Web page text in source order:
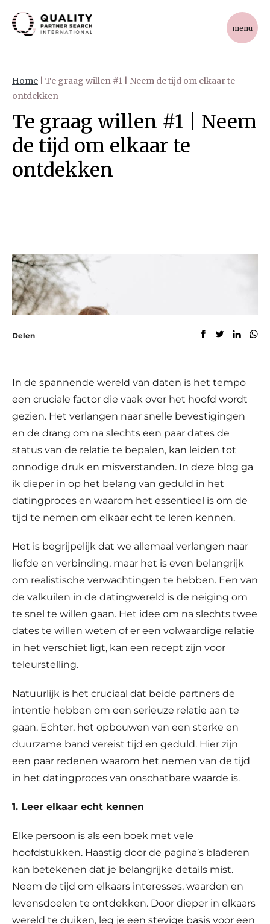
menu
Home
Te graag willen #1 | Neem de tijd om elkaar te
ontdekken
Te graag willen #1 | Neem
de tijd om elkaar te
ontdekken
Delen
In de spannende wereld van daten is het tempo
een cruciale factor die vaak over het hoofd wordt
gezien. Het verlangen naar snelle bevestigingen
en de drang om na slechts een paar dates de
status van de relatie te bepalen, kan leiden tot
onnodige druk en misverstanden. In deze blog ga
ik dieper in op het belang van geduld in het
datingproces en waarom het essentieel is om de
tijd te nemen om elkaar echt te leren kennen.
Het is begrijpelijk dat we allemaal verlangen naar
liefde en verbinding, maar het is even belangrijk
om realistische verwachtingen te hebben. Een van
de valkuilen in de datingwereld is de neiging om
te snel te willen gaan. Het idee om na slechts twee
dates te willen weten of er een volwaardige relatie
in het verschiet ligt, kan een recept zijn voor
teleurstelling.
Natuurlijk is het cruciaal dat beide partners de
intentie hebben om een serieuze relatie aan te
gaan. Echter, het opbouwen van een sterke en
duurzame band vereist tijd en geduld. Hier zijn
een paar redenen waarom het nemen van de tijd
in het datingproces van onschatbare waarde is.
1. Leer elkaar echt kennen
Elke persoon is als een boek met vele
hoofdstukken. Haastig door de pagina’s bladeren
kan betekenen dat je belangrijke details mist.
Neem de tijd om elkaars interesses, waarden en
levensdoelen te ontdekken. Door dieper in elkaars
wereld te duiken, leg je een stevige basis voor een